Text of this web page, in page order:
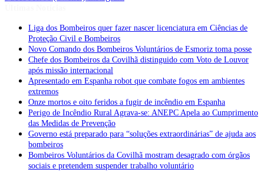
Liga dos Bombeiros quer fazer nascer licenciatura em Ciências de
Proteção Civil e Bombeiros
Novo Comando dos Bombeiros Voluntários de Esmoriz toma posse
Chefe dos Bombeiros da Covilhã distinguido com Voto de Louvor
após missão internacional
Apresentado em Espanha robot que combate fogos em ambientes
extremos
Onze mortos e oito feridos a fugir de incêndio em Espanha
Perigo de Incêndio Rural Agrava-se: ANEPC Apela ao Cumprimento
das Medidas de Prevenção
Governo está preparado para “soluções extraordinárias” de ajuda aos
bombeiros
Bombeiros Voluntários da Covilhã mostram desagrado com órgãos
sociais e pretendem suspender trabalho voluntário